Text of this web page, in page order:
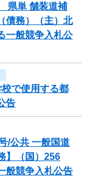
県単 舗装道補
債務）（主）北
一般競争入札公
で使用する都
告
/公共 一般国道
】（国）256
般競争入札公告